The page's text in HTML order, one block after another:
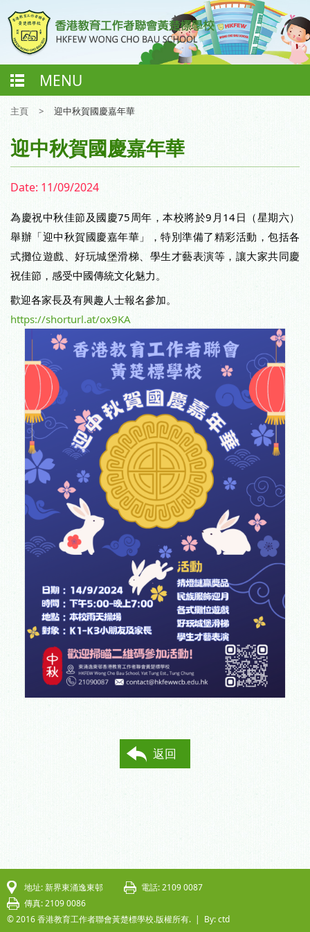
MENU
主頁 > 迎中秋賀國慶嘉年華
迎中秋賀國慶嘉年華
Date: 11/09/2024
為慶祝中秋佳節及國慶75周年，本校將於9月14日（星期六）
舉辦「迎中秋賀國慶嘉年華」，特別準備了精彩活動，包括各
式攤位遊戲、好玩城堡滑梯、學生才藝表演等，讓大家共同慶
祝佳節，感受中國傳統文化魅力。
歡迎各家長及有興趣人士報名參加。
https://shorturl.at/ox9KA
返回
地址: 新界東涌逸東邨
電話: 2109 0087
傳真: 2109 0086
© 2016 香港教育工作者聯會黃楚標學校.版權所有. | By: ctd